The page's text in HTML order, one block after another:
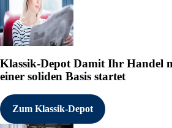
Klassik-DepotDamit Ihr Handel
einer soliden Basis startet
Zum Klassik-Depot